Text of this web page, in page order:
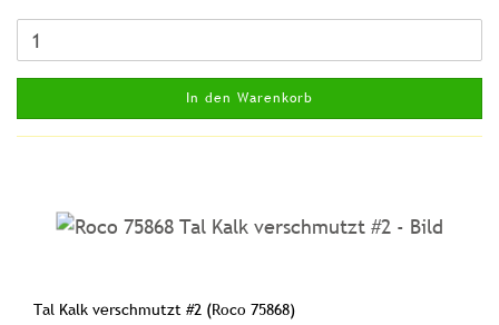
In den Warenkorb
Tal Kalk verschmutzt #2 (Roco 75868)